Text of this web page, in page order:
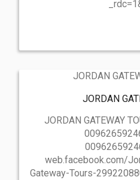
JORDAN
JORDAN GATEWAY
web.facebook.com/
Gateway-Tours-